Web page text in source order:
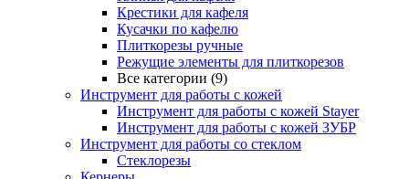
Крестики для кафеля
Кусачки по кафелю
Плиткорезы ручные
Режущие элементы для плиткорезов
Все категории (9)
Инструмент для работы с кожей
Инструмент для работы с кожей Stayer
Инструмент для работы с кожей ЗУБР
Инструмент для работы со стеклом
Стеклорезы